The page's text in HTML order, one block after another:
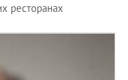
ресторанах